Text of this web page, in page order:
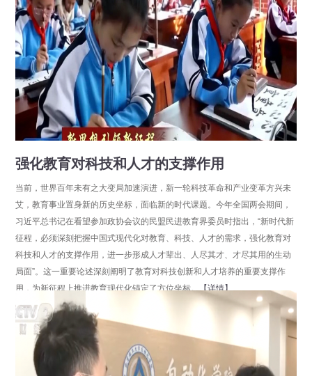
强化教育对科技和人才的支撑作用
当前，世界百年未有之大变局加速演进，新一轮科技革命和产业变革方兴未
艾，教育事业置身新的历史坐标，面临新的时代课题。今年全国两会期间，
习近平总书记在看望参加政协会议的民盟民进教育界委员时指出，“新时代新
征程，必须深刻把握中国式现代化对教育、科技、人才的需求，强化教育对
科技和人才的支撑作用，进一步形成人才辈出、人尽其才、才尽其用的生动
局面”。这一重要论述深刻阐明了教育对科技创新和人才培养的重要支撑作
用，为新征程上推进教育现代化锚定了方位坐标。
【详情】
分享 点击数：10333